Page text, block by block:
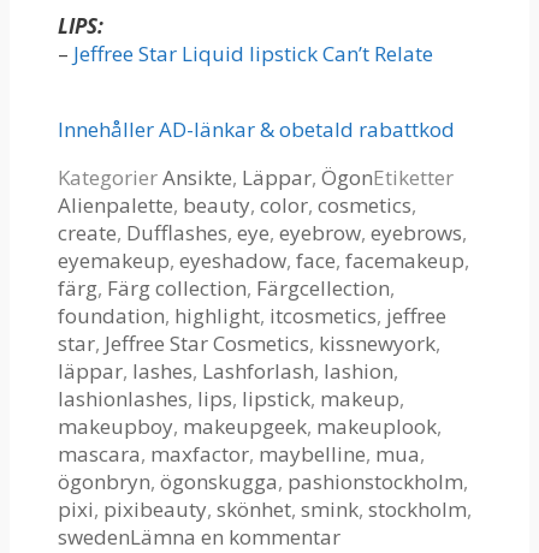
LIPS:
– Jeffree Star Liquid lipstick Can’t Relate
Innehåller AD-länkar & obetald rabattkod
KategorierAnsikte, Läppar, ÖgonEtiketter
Alienpalette, beauty, color, cosmetics,
create, Dufflashes, eye, eyebrow, eyebrows,
eyemakeup, eyeshadow, face, facemakeup,
färg, Färg collection, Färgcellection,
foundation, highlight, itcosmetics, jeffree
star, Jeffree Star Cosmetics, kissnewyork,
läppar, lashes, Lashforlash, lashion,
lashionlashes, lips, lipstick, makeup,
makeupboy, makeupgeek, makeuplook,
mascara, maxfactor, maybelline, mua,
ögonbryn, ögonskugga, pashionstockholm,
pixi, pixibeauty, skönhet, smink, stockholm,
swedenLämna en kommentar